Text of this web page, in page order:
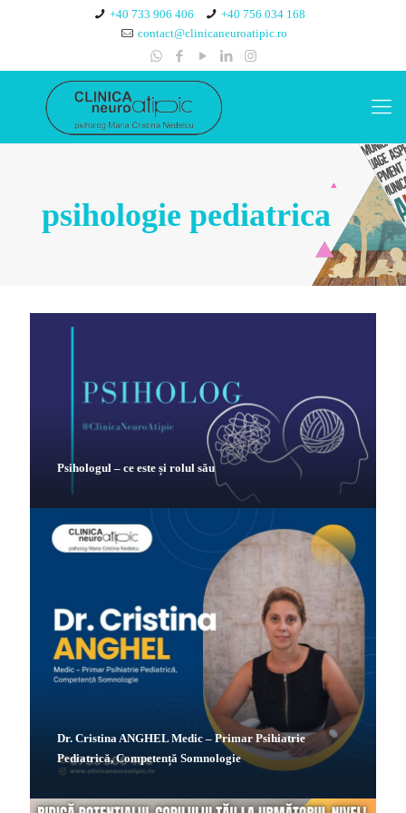
+40 733 906 406
+40 756 034 168
contact@clinicaneuroatipic.ro
psihologie pediatrica
Psihologul – ce este și rolul său
Dr. Cristina ANGHEL Medic – Primar Psihiatrie
Pediatrică, Competență Somnologie